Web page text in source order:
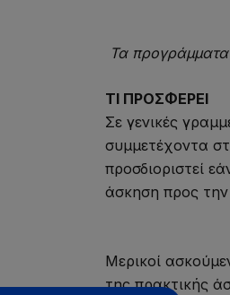
Τα προγράμματα
ΤΙ ΠΡΟΣΦΕΡΕΙ
Σε γενικές
συμμετέχοντα
προσδιοριστεί
άσκηση προς
Μερικοί
της πρακτικής